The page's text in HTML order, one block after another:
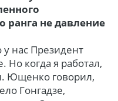
ранга не давление
нас Президент
Но когда я работал,
Ющенко говорил,
Гонгадзе,